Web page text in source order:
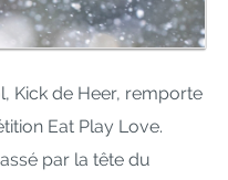
Kick de Heer, remporte
Eat Play Love.
par la tête du